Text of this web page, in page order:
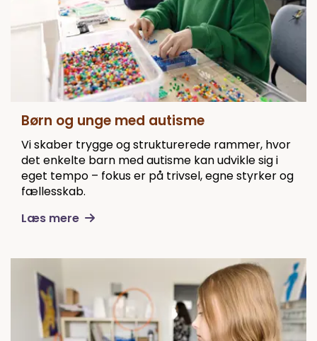
Børn og unge med autisme
Vi skaber trygge og strukturerede rammer, hvor
det enkelte barn med autisme kan udvikle sig i
eget tempo – fokus er på trivsel, egne styrker og
fællesskab.
Læs mere